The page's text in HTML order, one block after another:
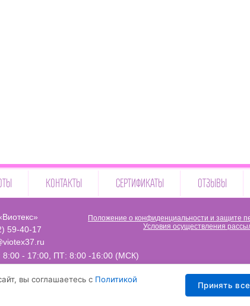
КОНТАКТЫ СЕРТИФИКАТЫ ОТЗЫВЫ
59-40-17
- 17:00, ПТ: 8:00 -16:00 (МСК)
Положение о конфиденциальности и защите
Условия осуществления
вы соглашаетесь с Политикой
Принять все